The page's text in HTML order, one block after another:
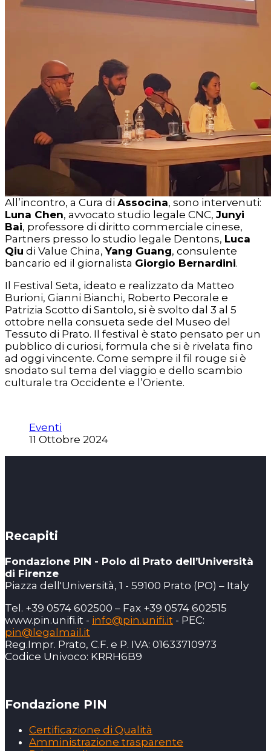
All’incontro, a Cura di Associna, sono intervenuti:
Luna Chen, avvocato studio legale CNC, Junyi
Bai, professore di diritto commerciale cinese,
Partners presso lo studio legale Dentons, Luca
Qiu di Value China,Yang Guang, consulente
bancario ed il giornalista Giorgio Bernardini.
Il Festival Seta, ideato e realizzato da Matteo
Burioni, Gianni Bianchi, Roberto Pecorale e
Patrizia Scotto di Santolo, si è svolto dal 3 al 5
ottobre nella consueta sede del Museo del
Tessuto di Prato. Il festival è stato pensato per un
pubblico di curiosi, formula che si è rivelata fino
ad oggi vincente. Come sempre il fil rouge si è
snodato sul tema del viaggio e dello scambio
culturale tra Occidente e l’Oriente.
Eventi
11 Ottobre 2024
Recapiti
Fondazione PIN - Polo di Prato dell’Università
di Firenze
Piazza dell'Università, 1 - 59100 Prato (PO) – Italy
Tel. +39 0574 602500 – Fax +39 0574 602515
www.pin.unifi.it - info@pin.unifi.it - PEC:
pin@legalmail.it
Reg.Impr. Prato, C.F. e P. IVA: 01633710973
Codice Univoco: KRRH6B9
Fondazione PIN
Certificazione di Qualità
Amministrazione trasparente